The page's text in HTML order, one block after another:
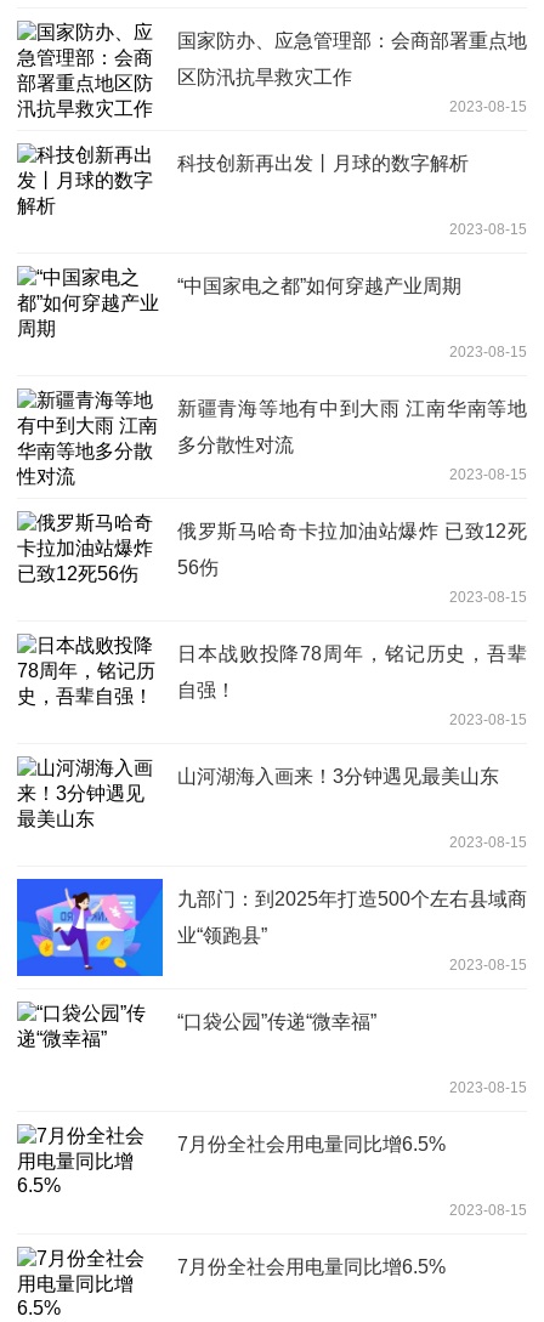
国家防办、应急管理部：会商部署重点地
区防汛抗旱救灾工作
2023-08-15
科技创新再出发丨月球的数字解析
2023-08-15
“中国家电之都”如何穿越产业周期
2023-08-15
新疆青海等地有中到大雨 江南华南等地
多分散性对流
2023-08-15
俄罗斯马哈奇卡拉加油站爆炸 已致12死
56伤
2023-08-15
日本战败投降78周年，铭记历史，吾辈
自强！
2023-08-15
山河湖海入画来！3分钟遇见最美山东
2023-08-15
九部门：到2025年打造500个左右县域商
业“领跑县”
2023-08-15
“口袋公园”传递“微幸福”
2023-08-15
7月份全社会用电量同比增6.5%
2023-08-15
7月份全社会用电量同比增6.5%